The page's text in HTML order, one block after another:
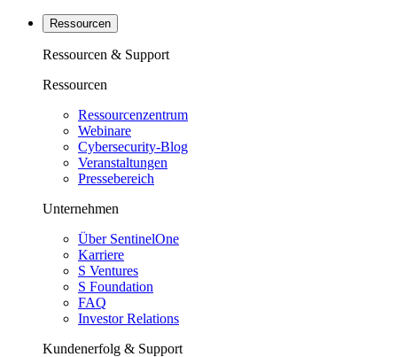
Ressourcen
Ressourcen & Support
Ressourcen
Ressourcenzentrum
Webinare
Cybersecurity-Blog
Veranstaltungen
Pressebereich
Unternehmen
Über SentinelOne
Karriere
S Ventures
S Foundation
FAQ
Investor Relations
Kundenerfolg & Support